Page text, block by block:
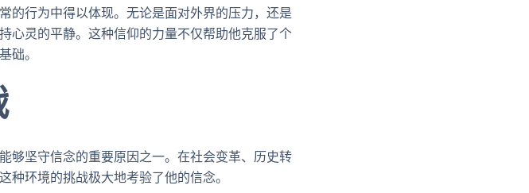
的行为中得以体现。无论是面对外界的压力，还是
心灵的平静。这种信仰的力量不仅帮助他克服了个
础。
够坚守信念的重要原因之一。在社会变革、历史转
环境的挑战极大地考验了他的信念。